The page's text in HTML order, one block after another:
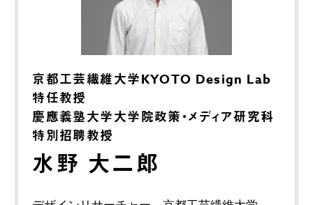
京都工芸繊維大学KYOTO Design Lab
特任教授
慶應義塾大学大学院政策・メディア研究科
特別招聘教授
水野 大二郎